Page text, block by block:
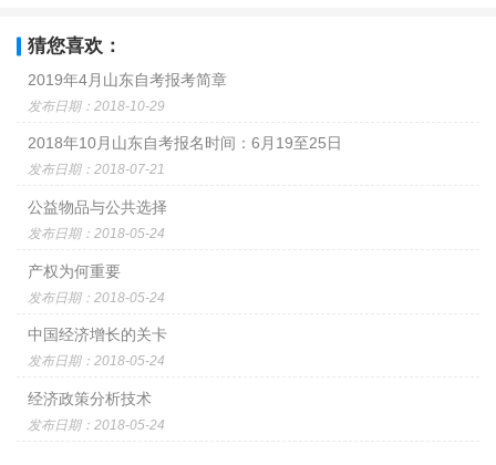
猜您喜欢：
2019年4月山东自考报考简章
发布日期：2018-10-29
2018年10月山东自考报名时间：6月19至25日
发布日期：2018-07-21
公益物品与公共选择
发布日期：2018-05-24
产权为何重要
发布日期：2018-05-24
中国经济增长的关卡
发布日期：2018-05-24
经济政策分析技术
发布日期：2018-05-24